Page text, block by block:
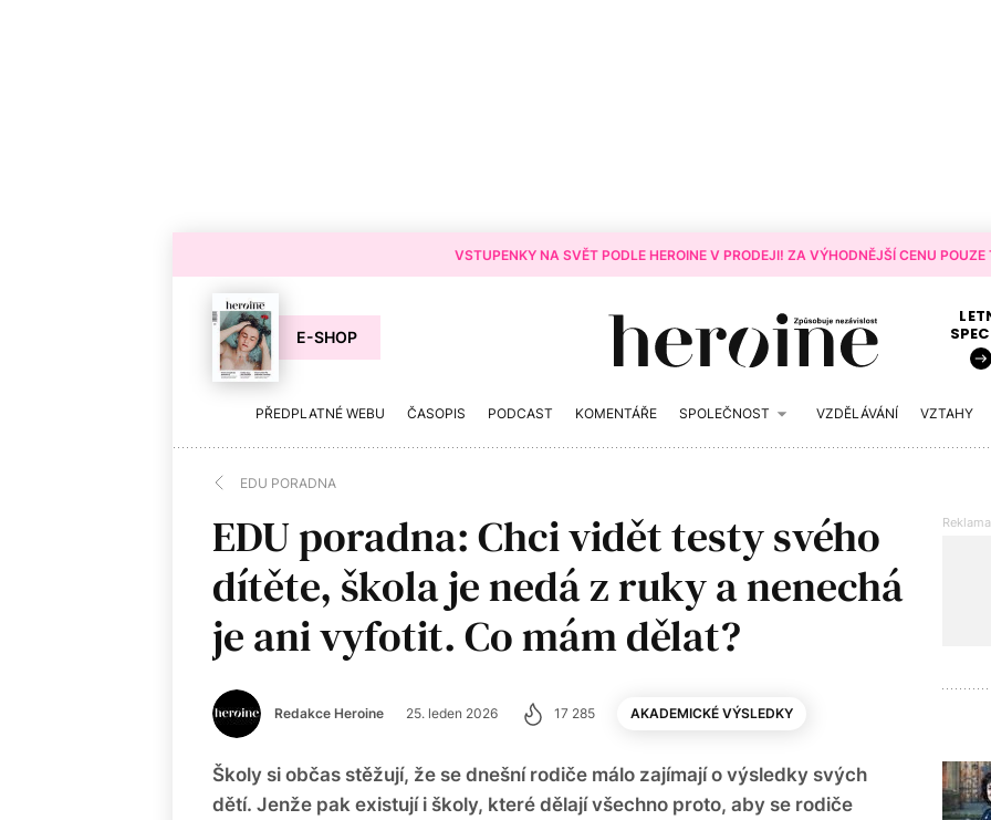
VSTUPENKY NA SVĚT PODLE HEROINE V PRODEJI! ZA VÝHODNĚJŠÍ CENU
E-SHOP
PŘEDPLATNÉ WEBU ČASOPIS PODCAST KOMENTÁŘE SPOLEČNOST VZDĚLÁVÁNÍ VZTAHY
EDU PORADNA
EDU poradna: Chci vidět testy svého
dítěte, škola je nedá z ruky a nenechá
je ani vyfotit. Co mám dělat?
Redakce Heroine 25. leden 2026 17 285 AKADEMICKÉ VÝSLEDKY
Školy si občas stěžují, že se dnešní rodiče málo zajímají o výsledky svých
dětí. Jenže pak existují i školy, které dělají všechno proto, aby se rodiče